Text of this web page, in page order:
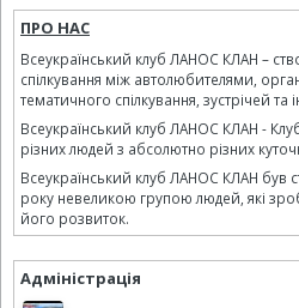
ПРО НАС
Всеукраїнський клуб ЛАНОС КЛАН –
спілкування між автолюбителями,
тематичного спілкування, зустрічей та
Всеукраїнський клуб ЛАНОС КЛАН -
різних людей з абсолютно різних
Всеукраїнський клуб ЛАНОС КЛАН був
року невеликою групою людей, які
його розвиток.
Адміністрація